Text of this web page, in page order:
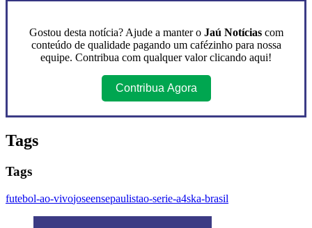
Gostou desta notícia? Ajude a manter o Jaú Notíciascom
conteúdo de qualidade pagando um cafézinho para nossa
equipe. Contribua com qualquer valor clicando aqui!
Contribua Agora
Tags
Tags
futebol-ao-vivojoseensepaulistao-serie-a4ska-brasil